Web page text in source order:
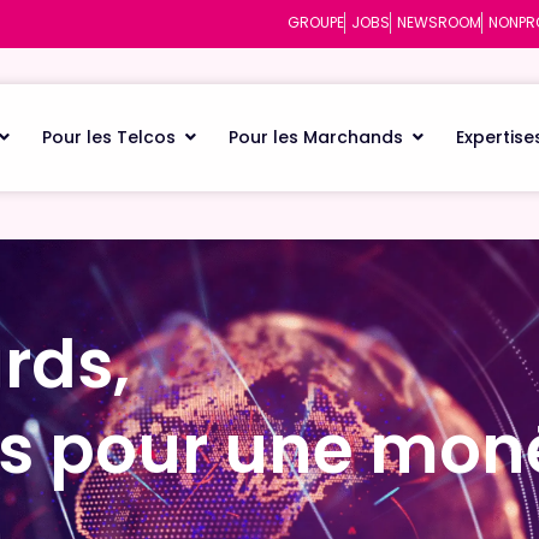
GROUPE JOBS NEWSROOM
Pour les Telcos Pour les Marchands
pour une
pour une